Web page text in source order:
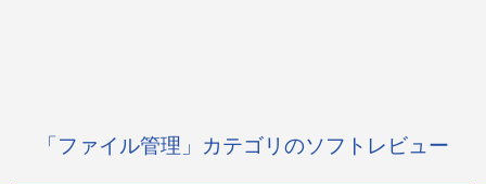
「ファイル管理」カテゴリのソフトレビュー